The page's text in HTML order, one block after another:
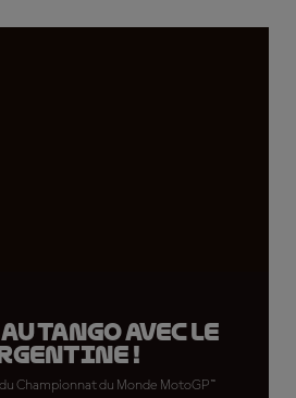
tango avec le
!
Championnat du Monde MotoGP™